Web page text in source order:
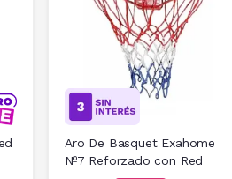
Aro De Basquet Exahome
Nº7 Reforzado con Red